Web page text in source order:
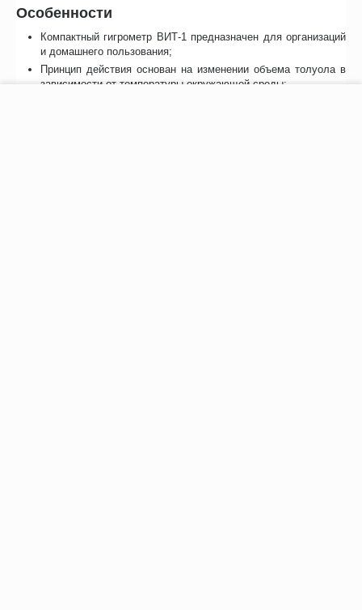
Особенности
Компактный гигрометр ВИТ-1 предназначен для организаций
и домашнего пользования;
Принцип действия основан на изменении объема толуола в
зависимости от температуры окружающей среды;